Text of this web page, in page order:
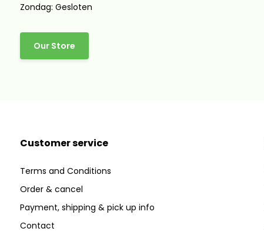
Zondag: Gesloten
Our Store
Customer service
Terms and Conditions
Order & cancel
Payment, shipping & pick up info
Contact